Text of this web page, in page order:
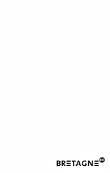
suit d'abord la
locale du
d'accéder à
presqu'île